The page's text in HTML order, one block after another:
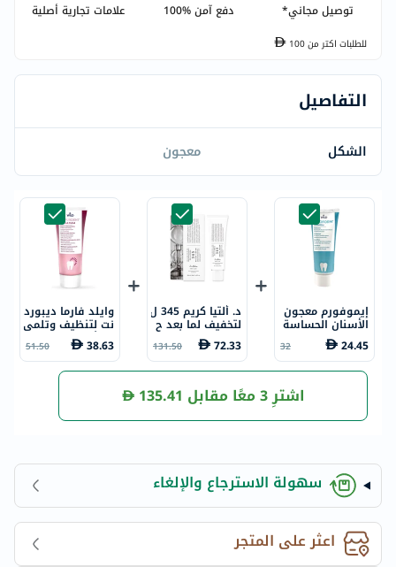
توصيل مجاني* دفع آمن %100 علامات تجارية أصلية
للطلبات اكتر من100
التفاصيل
الشكل معجون
إيموفورم معجون
الأسنان الحساسة
75 مل
24.45
32
د. ألتيا كريم 345 ل
لتخفيف لما بعد ح
ب الشباب 50 مل
72.33
131.50
وايلد فارما ديبورد
نت لتنظيف وتلمي
ع الأسنان 75 مل
38.63
51.50
اشترِ 3 معًا مقابل 135.41
سهولة الاسترجاع والإلغاء
اعثر على المتجر